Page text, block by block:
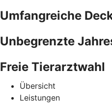
Umfangreiche
Unbegrenzte
Freie Tierarztwahl
Übersicht
Leistungen